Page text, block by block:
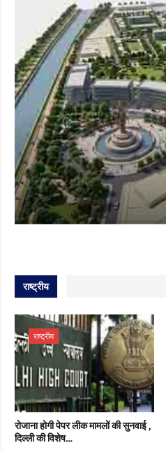
राष्ट्रीय
राष्ट्रीय
रोजाना होगी पेपर लीक मामलों की सुनवाई ,
दिल्ली की विशेष…